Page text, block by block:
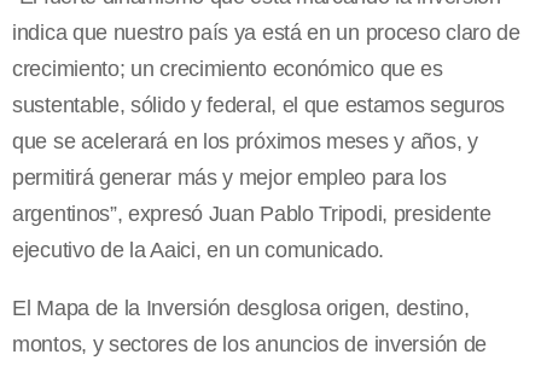
indica que nuestro país ya está en un proceso claro de
crecimiento; un crecimiento económico que es
sustentable, sólido y federal, el que estamos seguros
que se acelerará en los próximos meses y años, y
permitirá generar más y mejor empleo para los
argentinos”, expresó Juan Pablo Tripodi, presidente
ejecutivo de la Aaici, en un comunicado.
El Mapa de la Inversión desglosa origen, destino,
montos, y sectores de los anuncios de inversión de